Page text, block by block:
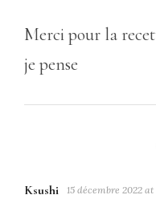
Merci pour la
je pense
Ksushi 15 décembre 2022